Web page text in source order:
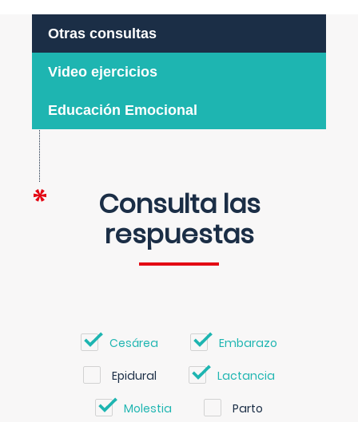
Otras consultas
Video ejercicios
Educación Emocional
Consulta las
respuestas
Cesárea Embarazo
Epidural Lactancia
Molestia Parto